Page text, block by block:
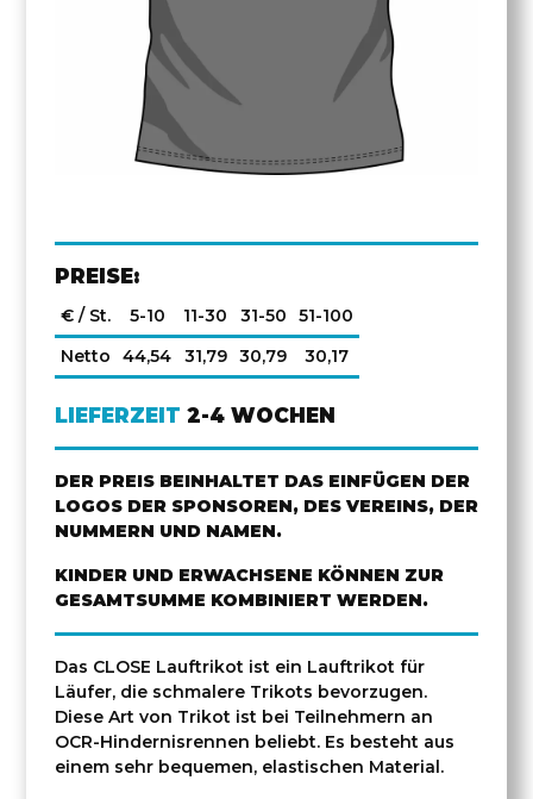
PREISE:
€ / St. 5-10 11-30 31-50
51-100
Netto
44,54 31,79 30,79 30,17
LIEFERZEIT 2-4 WOCHEN
DER PREIS BEINHALTET DAS EINFÜGEN DER
LOGOS DER SPONSOREN, DES VEREINS, DER
NUMMERN UND NAMEN.
KINDER UND ERWACHSENE KÖNNEN ZUR
GESAMTSUMME KOMBINIERT WERDEN.
Das CLOSE Lauftrikot ist ein Lauftrikot für
Läufer, die schmalere Trikots bevorzugen.
Diese Art von Trikot ist bei Teilnehmern an
OCR-Hindernisrennen beliebt. Es besteht aus
einem sehr bequemen, elastischen Material.